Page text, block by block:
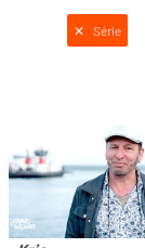
✕ Série